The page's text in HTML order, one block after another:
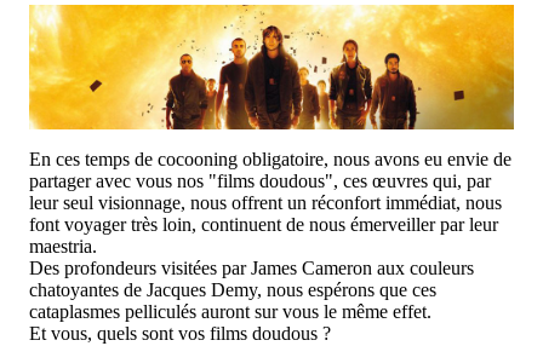
En ces temps de cocooning obligatoire, nous avons eu envie de
partager avec vous nos "films doudous", ces œuvres qui, par
leur seul visionnage, nous offrent un réconfort immédiat, nous
font voyager très loin, continuent de nous émerveiller par leur
maestria.
Des profondeurs visitées par James Cameron aux couleurs
chatoyantes de Jacques Demy, nous espérons que ces
cataplasmes pelliculés auront sur vous le même effet.
Et vous, quels sont vos films doudous ?